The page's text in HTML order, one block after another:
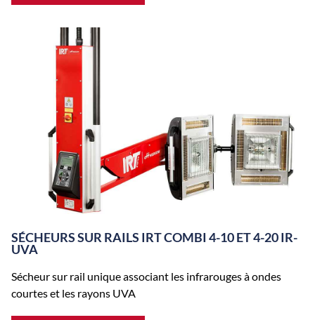
SÉCHEURS SUR RAILS IRT COMBI 4-10 ET 4-20 IR-
UVA
Sécheur sur rail unique associant les infrarouges à ondes
courtes et les rayons UVA